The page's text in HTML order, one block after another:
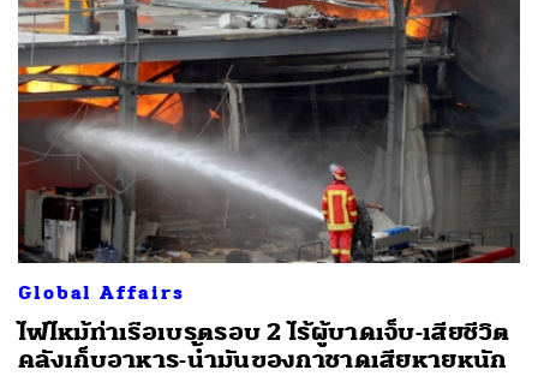
Global Affairs
ไฟไหม้ท่าเรือเบรุตรอบ 2 ไร้ผู้บาดเจ็บ-เสียชีวิต
คลังเก็บอาหาร-น้ำมันของกาชาดเสียหายหนัก